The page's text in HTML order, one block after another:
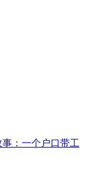
：一个户口带工